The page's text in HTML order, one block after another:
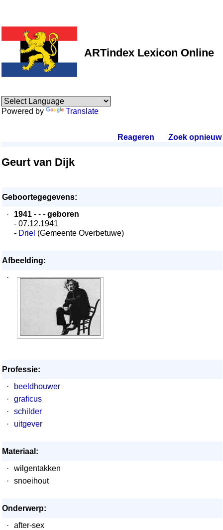
ARTindex Lexicon Online
Powered by Translate
Reageren Zoek opnieuw.
Geurt van Dijk
Geboortegegevens:
·
1941 - - - geboren
- 07.12.1941
- Driel (Gemeente Overbetuwe)
Afbeelding:
·
Professie:
·
beeldhouwer
·
graficus
·
schilder
·
uitgever
Materiaal:
·
wilgentakken
·
snoeihout
Onderwerp:
·
after-sex